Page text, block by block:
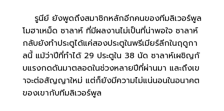
รูนีย์ ยังพูดถึงสมาชิกหลักอีกคนของทีมลิเวอร์พูล
โมฮาเหม็ด ซาลาห์ ที่มีผลงานไม่เป็นที่น่าพอใจ ซาลาห์
กลับยังทำประตูได้แค่สองประตูในพรีเมียร์ลีกในฤดูกา
ลนี้ แม้ว่าปีที่ทำได้ 29 ประตูใน 38 นัด ซาลาห์เผชิญกั
บแรงกดดันมาตลอดในช่วงหลายปีที่ผ่านมา และถึงเข
าจะต่อสัญญาใหม่ แต่ก็ยังมีความไม่แน่นอนในอนาคต
ของเขากับทีมลิเวอร์พูล